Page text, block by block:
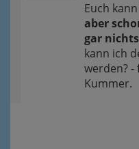
Euch
aber
gar
kann ich
werden? -
Kummer.